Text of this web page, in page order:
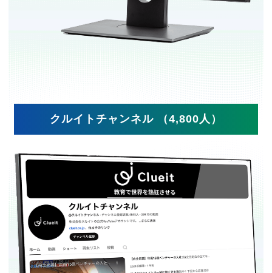
クルイトチャンネル （4,800人）